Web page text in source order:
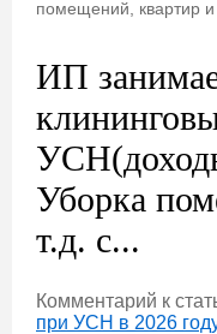
помещений, квартир и
ИП
Уборка
т.д. с...
Комментарий к
при УСН в 2026